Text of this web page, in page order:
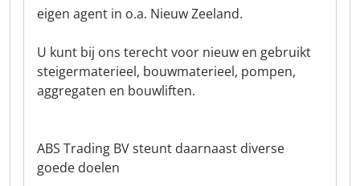
eigen agent in o.a. Nieuw Zeeland.
U kunt bij ons terecht voor nieuw en gebruikt
steigermaterieel, bouwmaterieel, pompen,
aggregaten en bouwliften.
ABS Trading BV steunt daarnaast diverse
goede doelen